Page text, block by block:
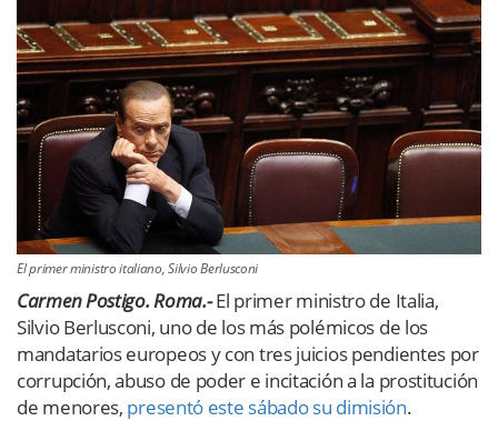
×
El primer ministro italiano, Silvio Berlusconi
Carmen Postigo. Roma.-El primer ministro de Italia,
Silvio Berlusconi, uno de los más polémicos de los
mandatarios europeos y con tres juicios pendientes por
corrupción, abuso de poder e incitación a la prostitución
de menores, presentó este sábado su dimisión.